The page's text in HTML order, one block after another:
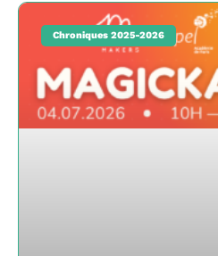
Chroniques 2025-2026